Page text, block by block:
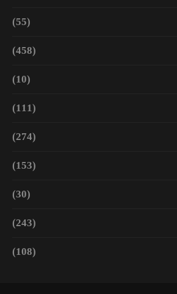
(55)
(458)
(10)
(111)
(274)
(153)
(30)
(243)
(108)